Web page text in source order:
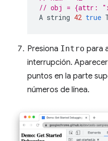
// obj = {attr:
A string 42 true
Presiona Intro para
interrupción.
puntos en la parte
números de línea.